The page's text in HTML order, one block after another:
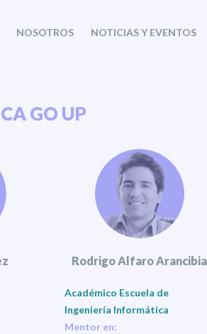
NOSOTROS NOTICIAS Y EVENTOS
GO UP
Rodrigo Alfaro Arancibia
Académico Escuela de
Ingeniería Informática
Mentor en: